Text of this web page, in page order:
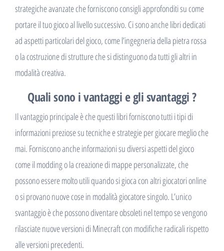
strategiche avanzate che forniscono consigli approfonditi su come
portare il tuo gioco al livello successivo. Ci sono anche libri dedicati
ad aspetti particolari del gioco, come l’ingegneria della pietra rossa
o la costruzione di strutture che si distinguono da tutti gli altri in
modalità creativa.
Quali sono i vantaggi e gli svantaggi ?
Il vantaggio principale è che questi libri forniscono tutti i tipi di
informazioni preziose su tecniche e strategie per giocare meglio che
mai. Forniscono anche informazioni su diversi aspetti del gioco
come il modding o la creazione di mappe personalizzate, che
possono essere molto utili quando si gioca con altri giocatori online
o si provano nuove cose in modalità giocatore singolo. L’unico
svantaggio è che possono diventare obsoleti nel tempo se vengono
rilasciate nuove versioni di Minecraft con modifiche radicali rispetto
alle versioni precedenti.